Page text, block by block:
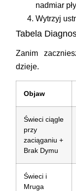
nadmiar
Wytrzyj
Tabela
Zanim
dzieje.
Objaw
Świeci ciągle
przy
zaciąganiu +
Brak Dymu
Świeci i
Mruga